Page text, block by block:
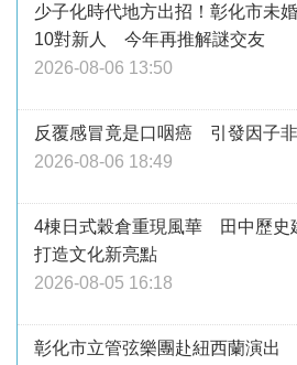
少子化時代地方出招！彰化市未
10對新人 今年再推解謎交友
2026-08-06 13:50
反覆感冒竟是口咽癌 引發因子
2026-08-06 18:49
4棟日式穀倉重現風華 田中歷史
打造文化新亮點
2026-08-05 16:18
彰化市立管弦樂團赴紐西蘭演出